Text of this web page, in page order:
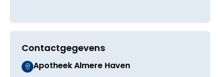
Contactgegevens
Apotheek Almere Haven